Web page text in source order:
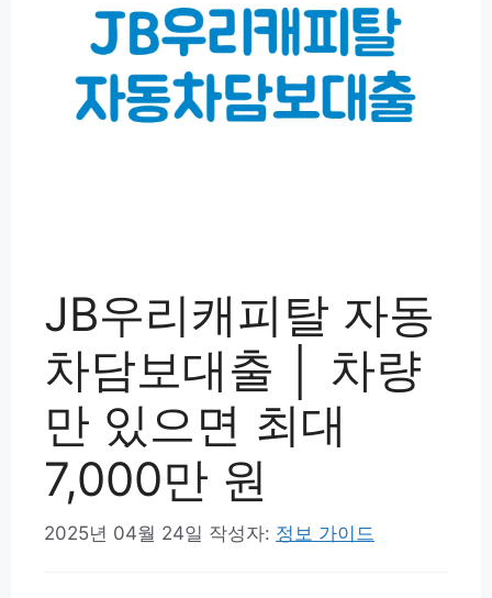
JB우리캐피탈 자동
차담보대출 │ 차량
만 있으면 최대
7,000만 원
2025년 04월 24일 작성자: 정보 가이드